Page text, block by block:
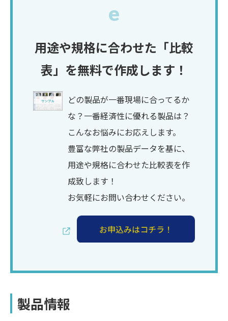
e
用途や規格に合わせた「比較
表」を無料で作成します！
どの製品が一番現場に合ってるか
な？一番経済性に優れる製品は？
こんなお悩みにお応えします。
豊富な弊社の製品データを基に、
用途や規格に合わせた比較表を作
成致します！
お気軽にお問い合わせください。
製品情報